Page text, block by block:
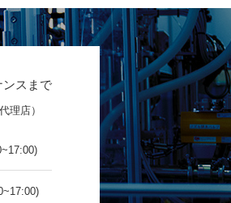
ンスまで
理店）